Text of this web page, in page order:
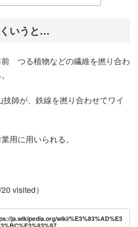
いうと…
つる植物などの繊維を撚り合わ
師が、鉄線を撚り合わせてワイ
用いられる。
visited）
ja.wikipedia.org/wiki/%E3%83%AD%E3